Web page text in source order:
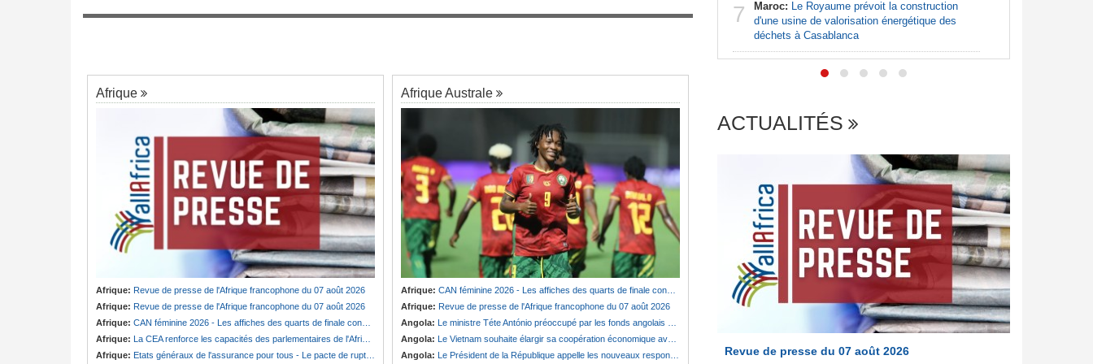
Afrique
Afrique: Revue de presse de l'Afrique francophone du 07 août 2026
Afrique: Revue de presse de l'Afrique francophone du 07 août 2026
Afrique: CAN féminine 2026 - Les affiches des quarts de finale connues
Afrique: La CEA renforce les capacités des parlementaires de l'Afrique de l'Est
Afrique: Etats généraux de l'assurance pour tous - Le pacte de rupture
Afrique Australe
Afrique: CAN féminine 2026 - Les affiches des quarts de finale connues
Afrique: Revue de presse de l'Afrique francophone du 07 août 2026
Angola: Le ministre Téte António préoccupé par les fonds angolais bloqués en Suisse
Angola: Le Vietnam souhaite élargir sa coopération économique avec le pays
Angola: Le Président de la République appelle les nouveaux responsables à renforcer l'action de l'Exécutif
7
des poursuites en France et au pays
Afrique:Revue de presse de l'Afrique
7 Maroc: Le Royaume prévoit la construction
d'une usine de valorisation énergétique des
déchets à Casablanca
ACTUALITÉS
Revue de presse du 07 août 2026